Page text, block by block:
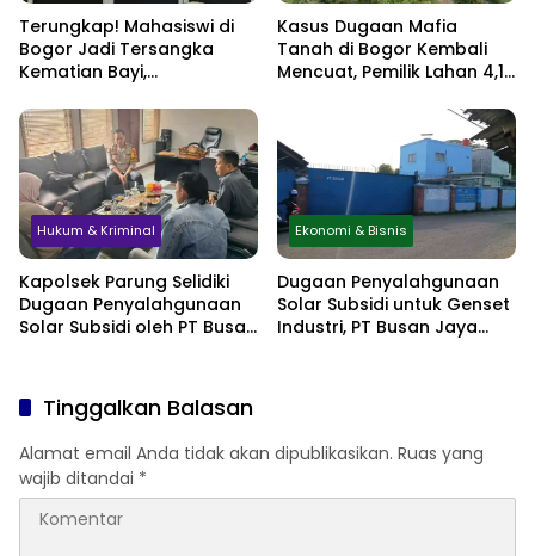
Terungkap! Mahasiswi di
Bogor Jadi Tersangka
Kematian Bayi,
hingga Simpan Jasad di
Lemari
Kasus Dugaan Mafia
Tanah di Bogor Kembali
Mencuat, Pemilik Lahan 4,1
Perlindungan Hukum
Hukum & Kriminal
Kapolsek Parung Selidiki
Dugaan Penyalahgunaan
Solar Subsidi oleh PT Busan
Ekonomi & Bisnis
Dugaan Penyalahgunaan
Solar Subsidi untuk Genset
Industri, PT Busan Jaya
Tinggalkan Balasan
Alamat email Anda tidak akan dipublikasikan. Ruas yang
wajib ditandai *